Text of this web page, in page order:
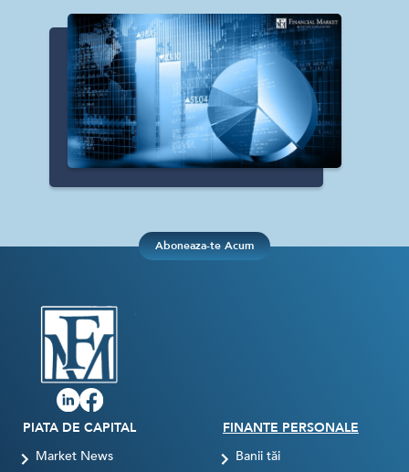
Aboneaza-te Acum
PIATA DE CAPITAL
Market News
FINANTE PERSONALE
Banii tăi